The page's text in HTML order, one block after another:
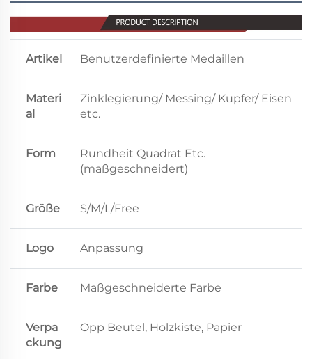
Artikel Benutzerdefinierte Medaillen
Materi
al
Zinklegierung/ Messing/ Kupfer/ Eisen
etc.
Form
Rundheit Quadrat Etc.
(maßgeschneidert)
Größe S/M/L/Free
Logo Anpassung
Farbe Maßgeschneiderte Farbe
Verpa
ckung
Opp Beutel, Holzkiste, Papier